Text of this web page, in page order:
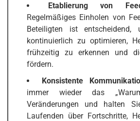
Etablierung von
Regelmäßiges Einholen von
Beteiligten ist
kontinuierlich zu optimieren,
frühzeitig zu erkennen und
fördern.
Konsistente
immer wieder das
Veränderungen und halten
Laufenden über Fortschritte,